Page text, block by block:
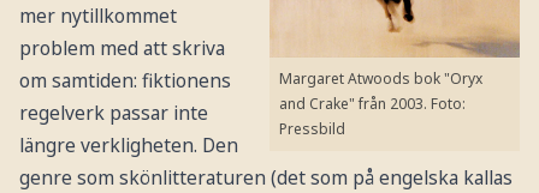
Margaret Atwoods bok "Oryx
and Crake" från 2003. Foto:
Pressbild
mer nytillkommet
problem med att skriva
om samtiden: fiktionens
regelverk passar inte
längre verkligheten. Den
genre som skönlitteraturen (det som på engelska kallas